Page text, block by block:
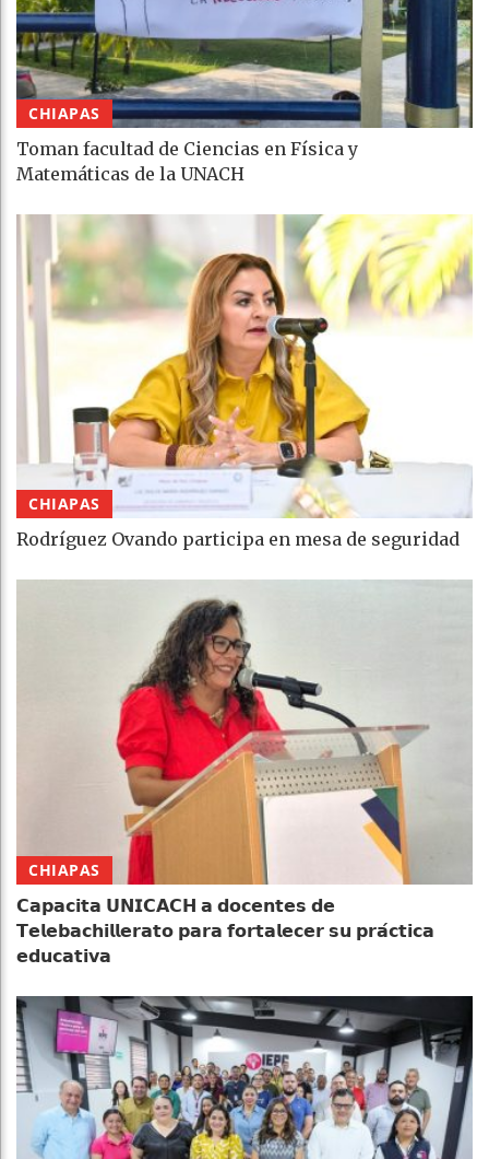
CHIAPAS
Toman facultad de Ciencias en Física y
Matemáticas de la UNACH
CHIAPAS
Rodríguez Ovando participa en mesa de seguridad
CHIAPAS
𝗖𝗮𝗽𝗮𝗰𝗶𝘁𝗮 𝗨𝗡𝗜𝗖𝗔𝗖𝗛 𝗮 𝗱𝗼𝗰𝗲𝗻𝘁𝗲𝘀 𝗱𝗲
𝗧𝗲𝗹𝗲𝗯𝗮𝗰𝗵𝗶𝗹𝗹𝗲𝗿𝗮𝘁𝗼 𝗽𝗮𝗿𝗮 𝗳𝗼𝗿𝘁𝗮𝗹𝗲𝗰𝗲𝗿 𝘀𝘂 𝗽𝗿𝗮́𝗰𝘁𝗶𝗰𝗮
𝗲𝗱𝘂𝗰𝗮𝘁𝗶𝘃𝗮